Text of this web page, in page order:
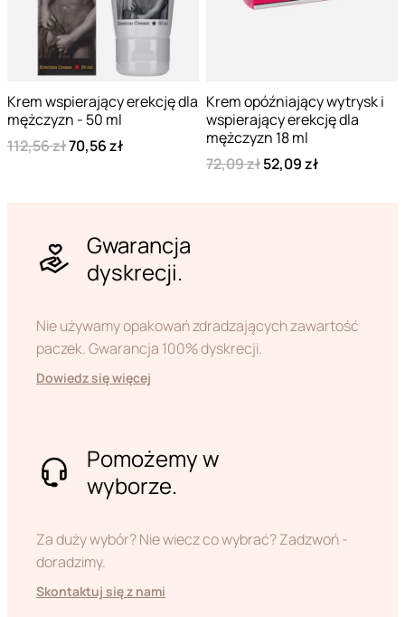
Krem wspierający erekcję dla
mężczyzn - 50 ml
112,56 zł70,56 zł
Krem opóźniający wytrysk i
wspierający erekcję dla
mężczyzn 18 ml
72,09 zł52,09 zł
Gwarancja
dyskrecji.
Nie używamy opakowań zdradzających zawartość
paczek. Gwarancja 100% dyskrecji.
Dowiedz się więcej
Pomożemy w
wyborze.
Za duży wybór? Nie wiecz co wybrać? Zadzwoń -
doradzimy.
Skontaktuj się z nami